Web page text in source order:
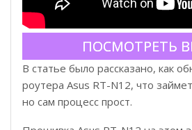
ПОСМОТРЕТЬ
В статье было рассказано, как
роутера Asus RT-N12, что
но сам процесс прост.